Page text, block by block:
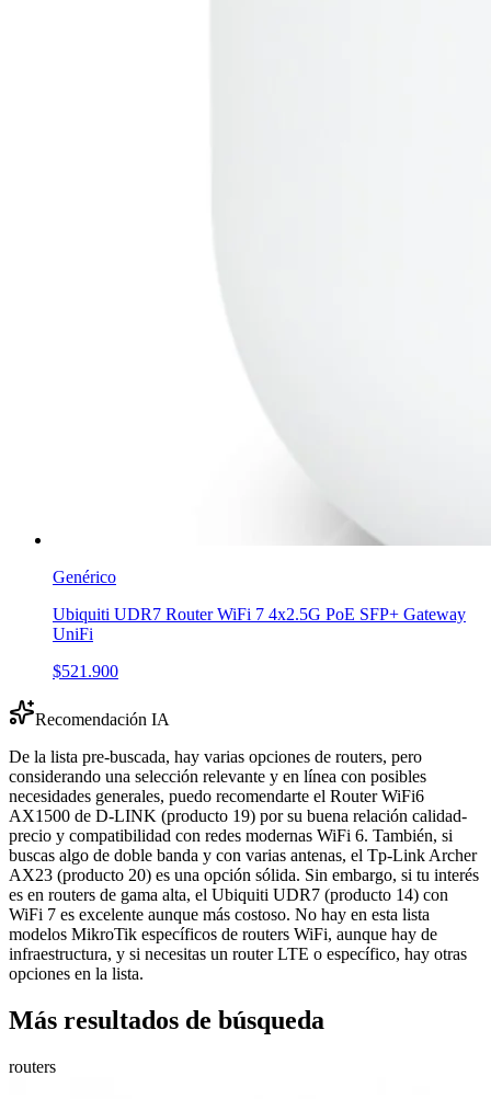
Genérico
Ubiquiti UDR7 Router WiFi 7 4x2.5G PoE SFP+ Gateway
UniFi
$521.900
Recomendación IA
De la lista pre-buscada, hay varias opciones de routers, pero
considerando una selección relevante y en línea con posibles
necesidades generales, puedo recomendarte el Router WiFi6
AX1500 de D-LINK (producto 19) por su buena relación calidad-
precio y compatibilidad con redes modernas WiFi 6. También, si
buscas algo de doble banda y con varias antenas, el Tp-Link Archer
AX23 (producto 20) es una opción sólida. Sin embargo, si tu interés
es en routers de gama alta, el Ubiquiti UDR7 (producto 14) con
WiFi 7 es excelente aunque más costoso. No hay en esta lista
modelos MikroTik específicos de routers WiFi, aunque hay de
infraestructura, y si necesitas un router LTE o específico, hay otras
opciones en la lista.
Más resultados de búsqueda
routers